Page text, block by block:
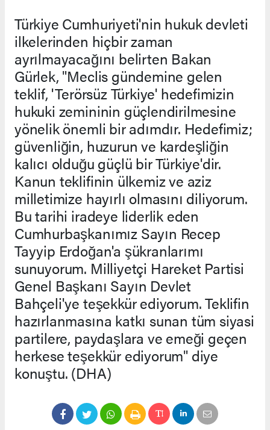
Türkiye Cumhuriyeti'nin hukuk devleti
ilkelerinden hiçbir zaman
ayrılmayacağını belirten Bakan
Gürlek, "Meclis gündemine gelen
teklif, 'Terörsüz Türkiye' hedefimizin
hukuki zemininin güçlendirilmesine
yönelik önemli bir adımdır. Hedefimiz;
güvenliğin, huzurun ve kardeşliğin
kalıcı olduğu güçlü bir Türkiye'dir.
Kanun teklifinin ülkemiz ve aziz
milletimize hayırlı olmasını diliyorum.
Bu tarihi iradeye liderlik eden
Cumhurbaşkanımız Sayın Recep
Tayyip Erdoğan'a şükranlarımı
sunuyorum. Milliyetçi Hareket Partisi
Genel Başkanı Sayın Devlet
Bahçeli'ye teşekkür ediyorum. Teklifin
hazırlanmasına katkı sunan tüm siyasi
partilere, paydaşlara ve emeği geçen
herkese teşekkür ediyorum" diye
konuştu. (DHA)